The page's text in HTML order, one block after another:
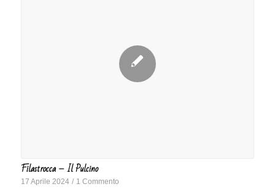
Filastrocca – Il Pulcino
17 Aprile 2024 / 1 Commento